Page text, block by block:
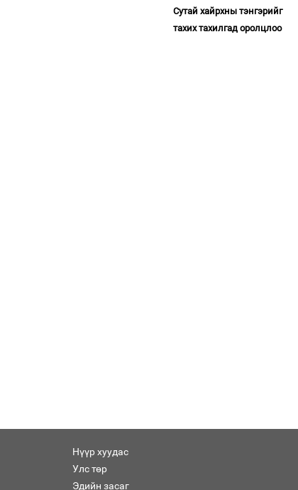
Сутай хайрхны тэнгэрийг
тахих тахилгад оролцлоо
Нүүр хуудас
Улс төр
Эдийн засаг